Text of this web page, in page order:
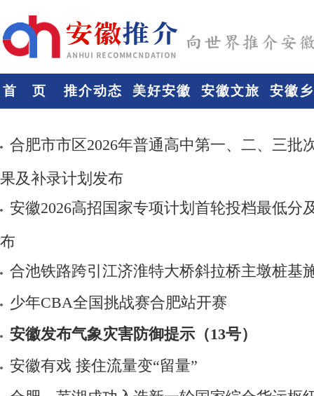
首 页 推介动态 美好安徽 安徽文旅 安徽